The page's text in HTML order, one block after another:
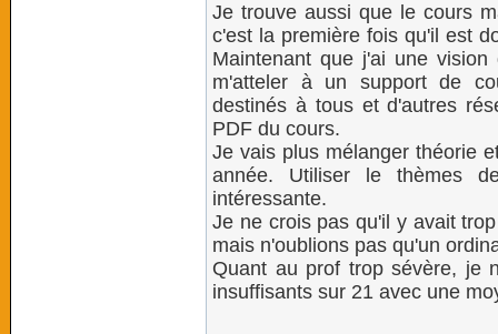
Je trouve aussi que le cours
c'est la première fois qu'il est
Maintenant que j'ai une
m'atteler à un support de
destinés à tous et d'autres
PDF du cours.
Je vais plus mélanger théorie
année. Utiliser le thèmes
intéressante.
Je ne crois pas qu'il y avait
mais n'oublions pas qu'un
Quant au prof trop sévère, je
insuffisants sur 21 avec une